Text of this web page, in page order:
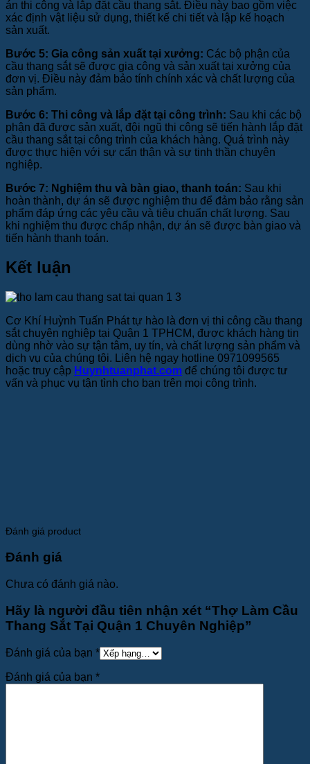
án thi công và lắp đặt cầu thang sắt. Điều này bao gồm việc
xác định vật liệu sử dụng, thiết kế chi tiết và lập kế hoạch
sản xuất.
Bước 5: Gia công sản xuất tại xưởng: Các bộ phận của
cầu thang sắt sẽ được gia công và sản xuất tại xưởng của
đơn vị. Điều này đảm bảo tính chính xác và chất lượng của
sản phẩm.
Bước 6: Thi công và lắp đặt tại công trình: Sau khi các bộ
phận đã được sản xuất, đội ngũ thi công sẽ tiến hành lắp đặt
cầu thang sắt tại công trình của khách hàng. Quá trình này
được thực hiện với sự cẩn thận và sự tinh thần chuyên
nghiệp.
Bước 7: Nghiệm thu và bàn giao, thanh toán: Sau khi
hoàn thành, dự án sẽ được nghiệm thu để đảm bảo rằng sản
phẩm đáp ứng các yêu cầu và tiêu chuẩn chất lượng. Sau
khi nghiệm thu được chấp nhận, dự án sẽ được bàn giao và
tiến hành thanh toán.
Kết luận
Cơ Khí Huỳnh Tuấn Phát tự hào là đơn vị thi công cầu thang
sắt chuyên nghiệp tại Quận 1 TPHCM, được khách hàng tin
dùng nhờ vào sự tận tâm, uy tín, và chất lượng sản phẩm và
dịch vụ của chúng tôi. Liên hệ ngay hotline 0971099565
hoặc truy cập Huynhtuanphat.com để chúng tôi được tư
vấn và phục vụ tận tình cho bạn trên mọi công trình.
Đánh giá product
Đánh giá
Chưa có đánh giá nào.
Hãy là người đầu tiên nhận xét “Thợ Làm Cầu
Thang Sắt Tại Quận 1 Chuyên Nghiệp”
Đánh giá của bạn *
Đánh giá của bạn *